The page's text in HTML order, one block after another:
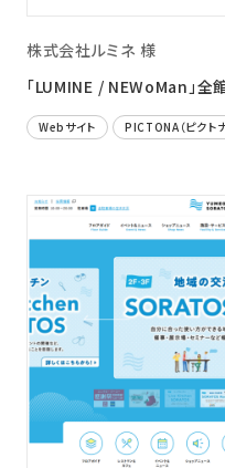
株式会社ルミネ 様
「LUMINE / NEWoMan」全
Webサイト PICTONA（ピクトナ